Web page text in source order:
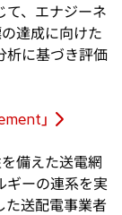
て、エナジーネ
達成に向けた
析に基づき評価
」
備えた送電網
ギーの連系を実
た送配電事業者